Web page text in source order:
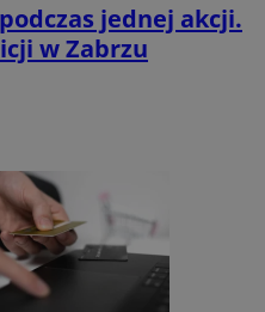
jednej akcji.
w Zabrzu